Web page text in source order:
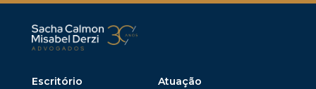
Escritório
Atuação